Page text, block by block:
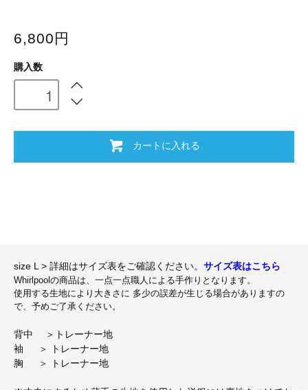
6,800円
購入数
カートに入れる
size L > 詳細はサイズ表をご確認ください。 サイズ表はこちら
Whirlpoolの商品は、一点一点職人による手作りとなります。
使用する生地により大きさに 多少の誤差が生じる場合がありますの
で、予めご了承ください。
背中 ＞トレーナー地
袖 ＞ トレーナー地
胸 ＞ トレーナー地